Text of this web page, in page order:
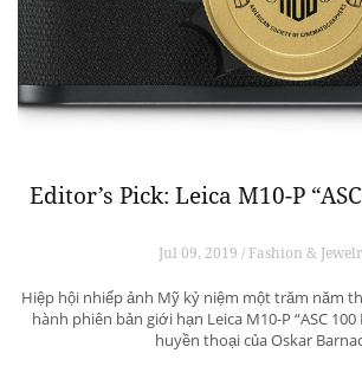
Editor’s Pick: Leica M10-P
Jul 09, 2019 / Fashion &
Hiệp hội nhiếp ảnh Mỹ kỷ niệm một trăm năm
hành phiên bản giới hạn Leica M10-P “ASC 100
huyền thoại của Oskar